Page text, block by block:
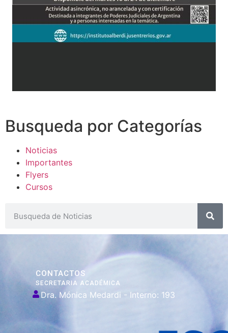
Busqueda por Categorías
Noticias
Importantes
Flyers
Cursos
CONTACTOS
SECRETARIA ACADÉMICA
Dra. Mónica Medardi - Interno: 193